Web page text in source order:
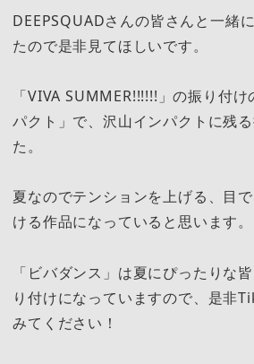
DEEPSQUADさんの皆さんと一緒
たので是非見てほしいです。
「VIVA SUMMER!!!!!!」の振り付
パクト」で、沢山インパクトに残
た。
夏なのでテンションを上げる、目
ける作品になっていると思います。
「ビバダンス」は夏にぴったりな
り付けになっていますので、是非
みてください！